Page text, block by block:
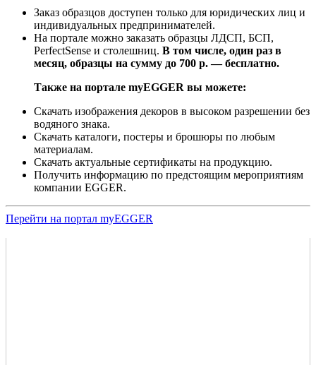
Заказ образцов доступен только для юридических лиц и
индивидуальных предпринимателей.
На портале можно заказать образцы ЛДСП, БСП,
PerfectSense и столешниц. В том числе, один раз в
месяц, образцы на сумму до 700 р. — бесплатно.
Также на портале myEGGER вы можете:
Скачать изображения декоров в высоком разрешении без
водяного знака.
Скачать каталоги, постеры и брошюры по любым
материалам.
Скачать актуальные сертификаты на продукцию.
Получить информацию по предстоящим мероприятиям
компании EGGER.
Перейти на портал myEGGER